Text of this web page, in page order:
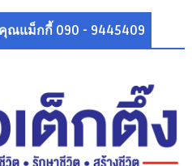
ณแม็กกี้ 090 - 9445409